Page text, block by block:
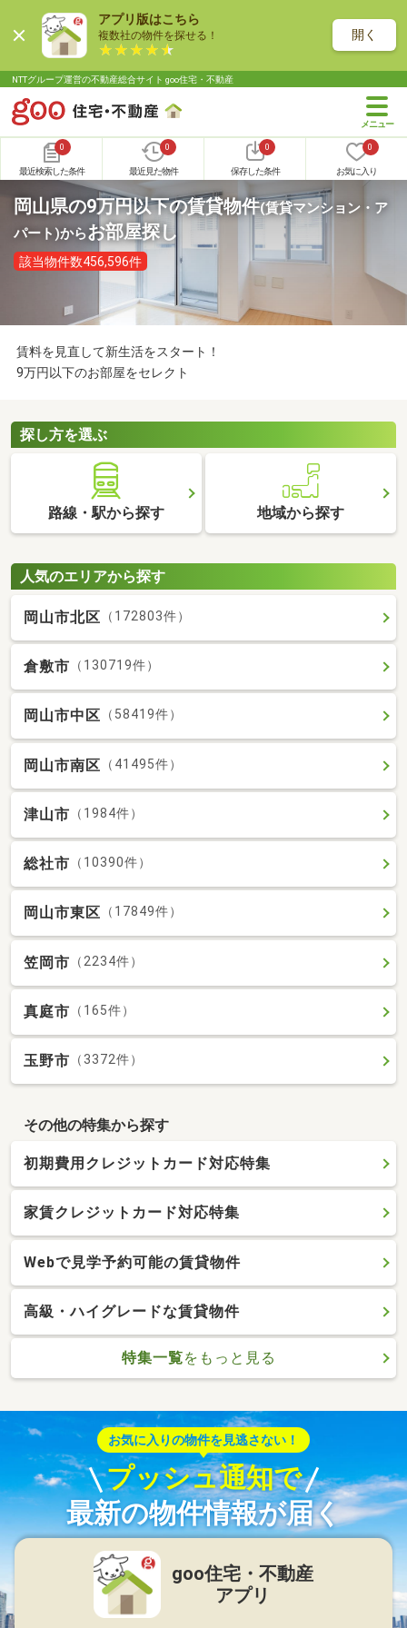
アプリ版はこちら
複数社の物件を探せる！ 開く
NTTグループ運営の不動産総合サイト goo住宅・不動産
0
最近検索した条件
0
最近見た物件
0
保存した条件
0
お気に入り
岡山県の9万円以下の賃貸物件(賃貸マンション・ア
パート)からお部屋探し
該当物件数456,596件
賃料を見直して新生活をスタート！
9万円以下のお部屋をセレクト
探し方を選ぶ
路線・駅から探す 地域から探す
人気のエリアから探す
岡山市北区 （172803件）
倉敷市 （130719件）
岡山市中区 （58419件）
岡山市南区 （41495件）
津山市 （1984件）
総社市 （10390件）
岡山市東区 （17849件）
笠岡市 （2234件）
真庭市 （165件）
玉野市 （3372件）
その他の特集から探す
初期費用クレジットカード対応特集
家賃クレジットカード対応特集
Webで見学予約可能の賃貸物件
高級・ハイグレードな賃貸物件
特集一覧をもっと見る
お気に入りの物件を見逃さない！
プッシュ通知で
最新の物件情報が届く
goo住宅・不動産
アプリ